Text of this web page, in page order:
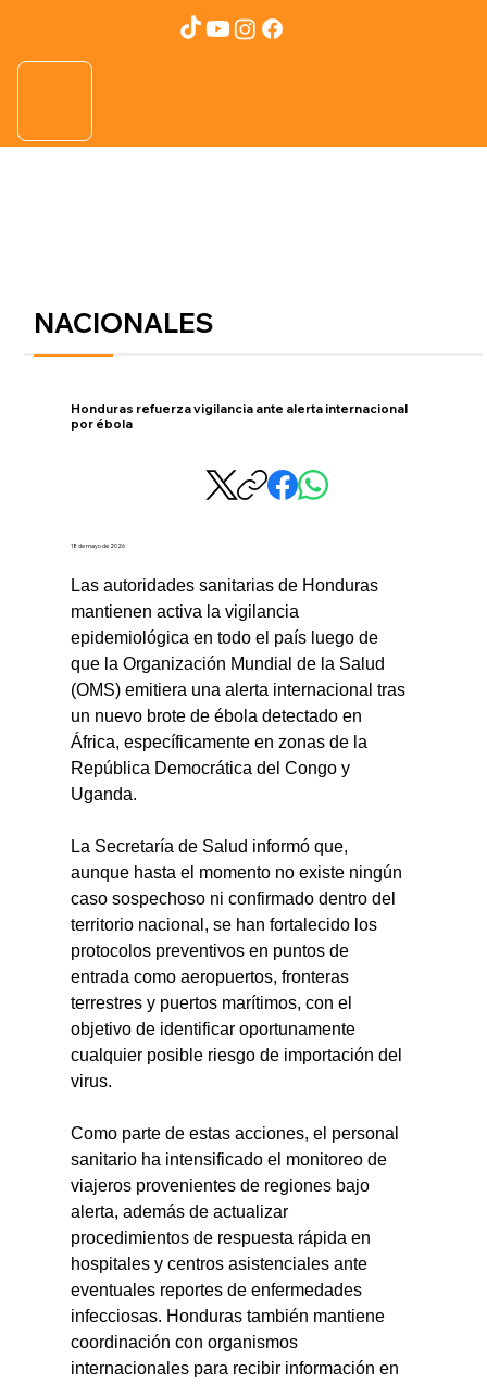
NACIONALES
Honduras refuerza vigilancia ante alerta internacional
por ébola
18 de mayo de 2026
Las autoridades sanitarias de Honduras
mantienen activa la vigilancia
epidemiológica en todo el país luego de
que la Organización Mundial de la Salud
(OMS) emitiera una alerta internacional tras
un nuevo brote de ébola detectado en
África, específicamente en zonas de la
República Democrática del Congo y
Uganda.
La Secretaría de Salud informó que,
aunque hasta el momento no existe ningún
caso sospechoso ni confirmado dentro del
territorio nacional, se han fortalecido los
protocolos preventivos en puntos de
entrada como aeropuertos, fronteras
terrestres y puertos marítimos, con el
objetivo de identificar oportunamente
cualquier posible riesgo de importación del
virus.
Como parte de estas acciones, el personal
sanitario ha intensificado el monitoreo de
viajeros provenientes de regiones bajo
alerta, además de actualizar
procedimientos de respuesta rápida en
hospitales y centros asistenciales ante
eventuales reportes de enfermedades
infecciosas. Honduras también mantiene
coordinación con organismos
internacionales para recibir información en